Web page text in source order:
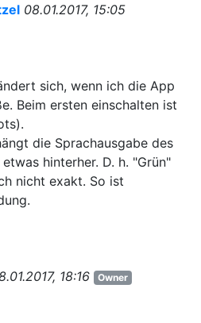
08.01.2017, 15:05
sich, wenn ich die App
Beim ersten einschalten ist
die Sprachausgabe des
hinterher. D. h. "Grün"
nicht exakt. So ist
18:16 Owner